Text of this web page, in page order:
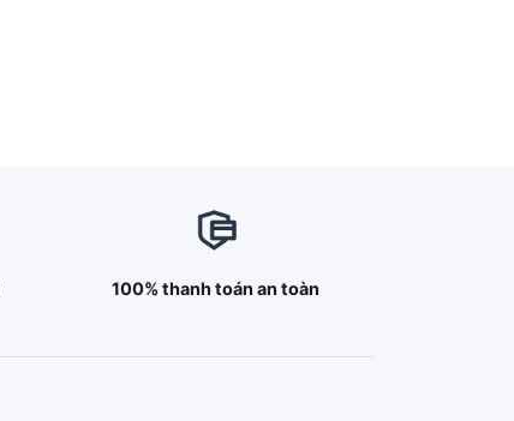
100% thanh toán an toàn